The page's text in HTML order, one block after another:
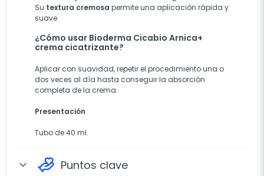
Su textura cremosa permite una aplicación rápida y
suave.
¿Cómo usar Bioderma Cicabio Arnica+
crema cicatrizante?
Aplicar con suavidad, repetir el procedimiento una o
dos veces al día hasta conseguir la absorción
completa de la crema.
Presentación
Tubo de 40 ml.
expand_more Puntos clave